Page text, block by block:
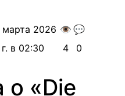
марта 2026
г. в 02:30
👁️
4
💬
0
о «Die